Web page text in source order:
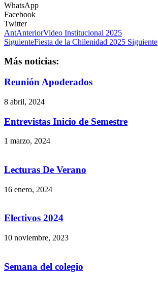
WhatsApp
Facebook
Twitter
AntAnteriorVideo Institucional 2025
SiguienteFiesta de la Chilenidad 2025 Siguiente
Más noticias:
Reunión Apoderados
8 abril, 2024
Entrevistas Inicio de Semestre
1 marzo, 2024
Lecturas De Verano
16 enero, 2024
Electivos 2024
10 noviembre, 2023
Semana del colegio